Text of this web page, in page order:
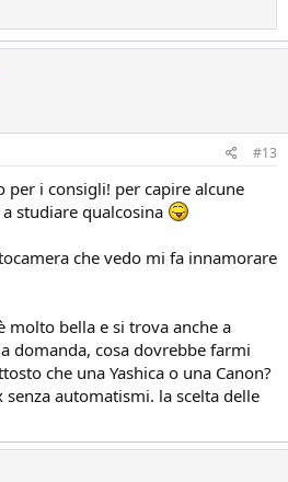
#13
per i consigli! per capire alcune
studiare qualcosina
che vedo mi fa innamorare
molto bella e si trova anche a
domanda, cosa dovrebbe farmi
che una Yashica o una Canon?
automatismi. la scelta delle